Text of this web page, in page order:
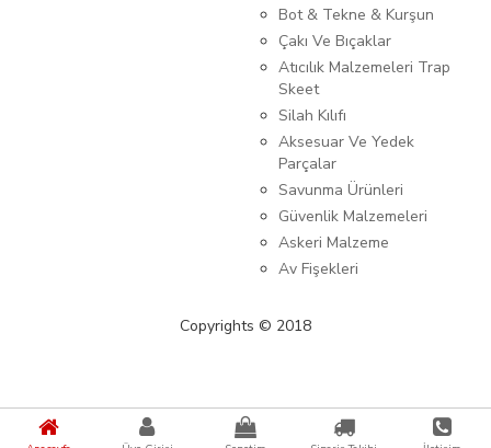
Bot & Tekne & Kurşun
Çakı Ve Bıçaklar
Atıcılık Malzemeleri Trap
Skeet
Silah Kılıfı
Aksesuar Ve Yedek
Parçalar
Savunma Ürünleri
Güvenlik Malzemeleri
Askeri Malzeme
Av Fişekleri
Copyrights © 2018
{%kategori_metaDescription%} {%KATEGORI_ADI%}